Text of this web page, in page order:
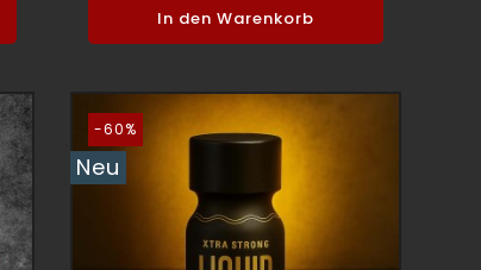
In den Warenkorb
-60%
Neu